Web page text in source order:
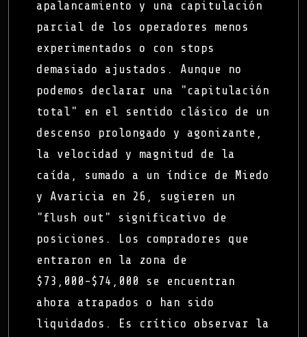
apalancamiento y una capitulación
parcial de los operadores menos
experimentados o con stops
demasiado ajustados. Aunque no
podemos declarar una "capitulación
total" en el sentido clásico de un
descenso prolongado y agonizante,
la velocidad y magnitud de la
caída, sumado a un índice de Miedo
y Avaricia en 26, sugieren un
"flush out" significativo de
posiciones. Los compradores que
entraron en la zona de
$73,000-$74,000 se encuentran
ahora atrapados o han sido
liquidados. Es crítico observar la